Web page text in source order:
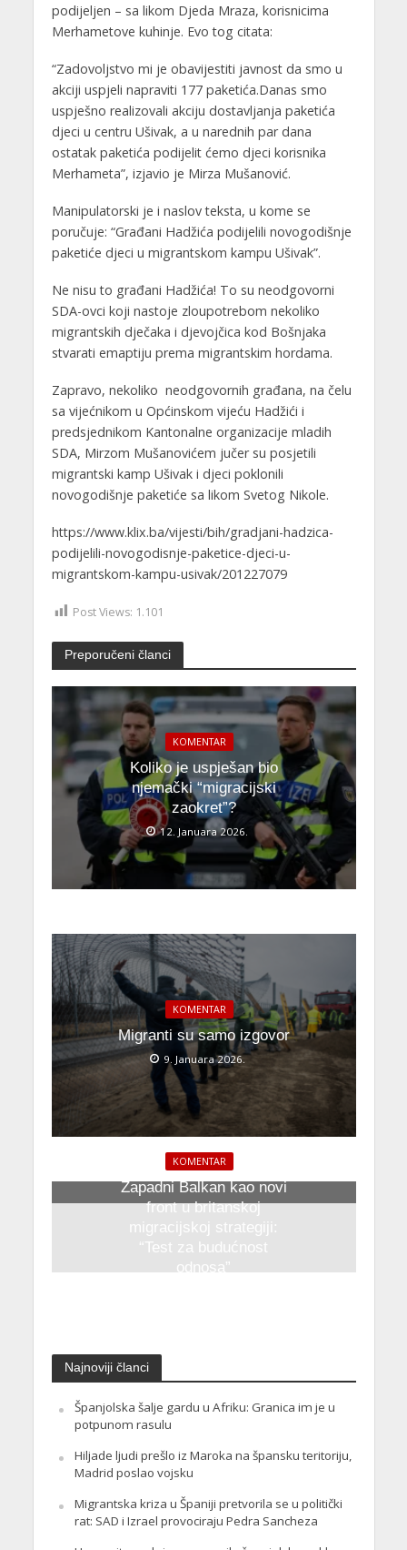
podijeljen – sa likom Djeda Mraza, korisnicima
Merhametove kuhinje. Evo tog citata:
“Zadovoljstvo mi je obavijestiti javnost da smo u
akciji uspjeli napraviti 177 paketića.Danas smo
uspješno realizovali akciju dostavljanja paketića
djeci u centru Ušivak, a u narednih par dana
ostatak paketića podijelit ćemo djeci korisnika
Merhameta”, izjavio je Mirza Mušanović.
Manipulatorski je i naslov teksta, u kome se
poručuje: “Građani Hadžića podijelili novogodišnje
paketiće djeci u migrantskom kampu Ušivak”.
Ne nisu to građani Hadžića! To su neodgovorni
SDA-ovci koji nastoje zloupotrebom nekoliko
migrantskih dječaka i djevojčica kod Bošnjaka
stvarati emaptiju prema migrantskim hordama.
Zapravo, nekoliko neodgovornih građana, na čelu
sa vijećnikom u Općinskom vijeću Hadžići i
predsjednikom Kantonalne organizacije mladih
SDA, Mirzom Mušanovićem jučer su posjetili
migrantski kamp Ušivak i djeci poklonili
novogodišnje paketiće sa likom Svetog Nikole.
https://www.klix.ba/vijesti/bih/gradjani-hadzica-
podijelili-novogodisnje-paketice-djeci-u-
migrantskom-kampu-usivak/201227079
Post Views: 1.101
Preporučeni članci
KOMENTAR
Koliko je uspješan bio
njemački “migracijski
zaokret”?
12. Januara 2026.
KOMENTAR
Migranti su samo izgovor
9. Januara 2026.
KOMENTAR
Zapadni Balkan kao novi
front u britanskoj
migracijskoj strategiji:
“Test za budućnost
odnosa”
Najnoviji članci
Španjolska šalje gardu u Afriku: Granica im je u
potpunom rasulu
Hiljade ljudi prešlo iz Maroka na špansku teritoriju,
Madrid poslao vojsku
Migrantska kriza u Španiji pretvorila se u politički
rat: SAD i Izrael provociraju Pedra Sancheza